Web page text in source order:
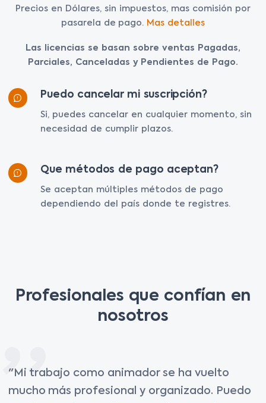
Precios en Dólares, sin impuestos, mas comisión por
pasarela de pago. Mas detalles
Las licencias se basan sobre ventas Pagadas,
Parciales, Canceladas y Pendientes de Pago.
Puedo cancelar mi suscripción?
Si, puedes cancelar en cualquier momento, sin
necesidad de cumplir plazos.
Que métodos de pago aceptan?
Se aceptan múltiples métodos de pago
dependiendo del país donde te registres.
Profesionales que confían en
nosotros
"Mi trabajo como animador se ha vuelto
mucho más profesional y organizado. Puedo